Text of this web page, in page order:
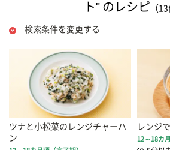
ト" のレシピ （13
検索条件を変更する
ツナと小松菜のレンジチャーハ
ン
レンジ
12～18カ